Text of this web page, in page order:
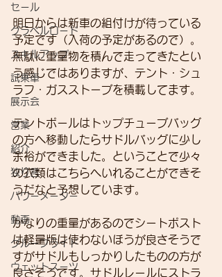
セール
グラベルロード
スキルアップ
試乗車
展示会
営業
紹介
独り言
パワーメーター
動画
グループライド
ウェットスーツ
明日からは新車の組付けが待っている
予定です（入荷の予定があるので）。
無駄に重量物を積んで走ってきたとい
う感じではありますが、テント・シュ
ラフ・ガスストーブを積載してます。
テントポールはトップチューブバッグ
の方へ移動したらサドルバッグに少し
余裕ができました。ということで少々
の衣類はこちらへいれることができそ
うだなと予想しています。
かなりの重量があるのでシートポスト
は軽量版は使わないほうが良さそうで
すがサドルもしっかりしたものの方が
良さそうです。サドルレールにストラ